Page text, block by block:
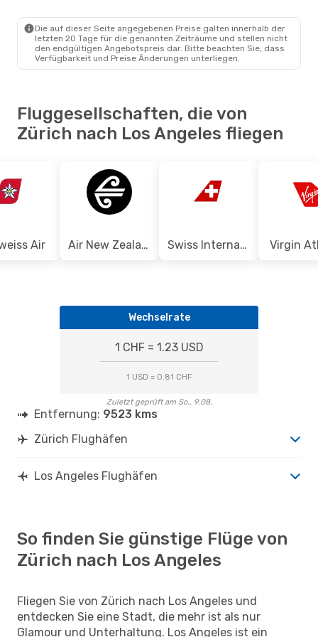
Die auf dieser Seite angegebenen Preise galten innerhalb der
letzten 20 Tage für die genannten Zeiträume und stellen nicht
den endgültigen Angebotspreis dar. Bitte beachten Sie, dass
Verfügbarkeit und Preise Änderungen unterliegen.
Fluggesellschaften, die von
Zürich nach Los Angeles fliegen
Air Air New Zealand Swiss International Air Lines Virgin
Wechselrate
1 CHF = 1.23 USD
1 USD = 0.81 CHF
Zuletzt geprüft am So., 9.08.
Entfernung: 9523 kms
Zürich Flughäfen
Los Angeles Flughäfen
So finden Sie günstige Flüge von
Zürich nach Los Angeles
Fliegen Sie von Zürich nach Los Angeles und
entdecken Sie eine Stadt, die mehr ist als nur
Glamour und Unterhaltung. Los Angeles ist ein